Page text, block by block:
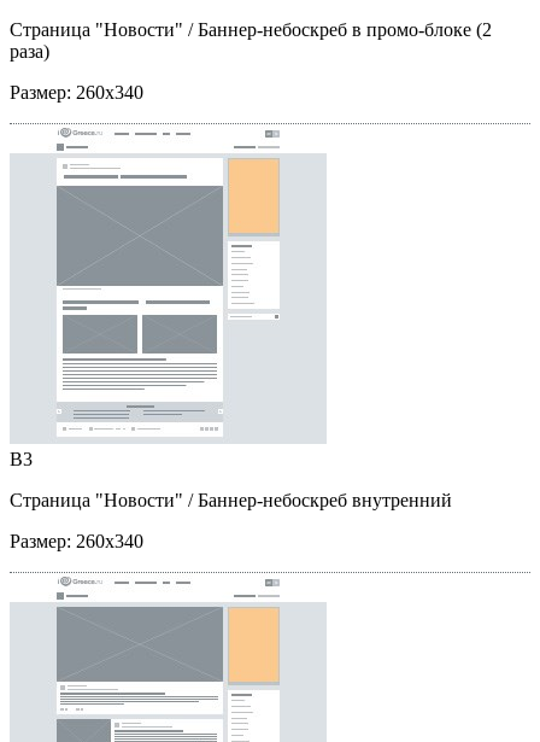
Страница "Новости" / Баннер-небоскреб в промо-блоке (2
раза)
Размер: 260x340
B3
Страница "Новости" / Баннер-небоскреб внутренний
Размер: 260x340